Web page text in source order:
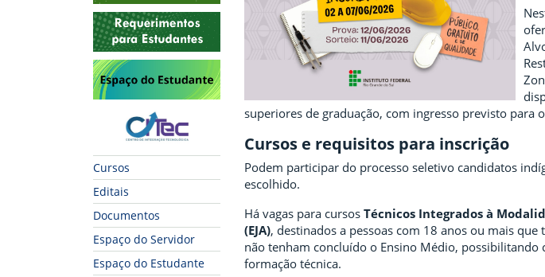
Requerimentos para Estudantes
Espaço do Estudante
Cursos
Editais
Documentos
Espaço do Servidor
Espaço do Estudante
superiores de graduação, com ingresso previsto para
Cursos e requisitos para inscrição
Podem participar do processo seletivo candidatos
escolhido.
Há vagas para cursos Técnicos Integrados à
(EJA), destinados a pessoas com 18 anos ou mais
não tenham concluído o Ensino Médio,
formação técnica.